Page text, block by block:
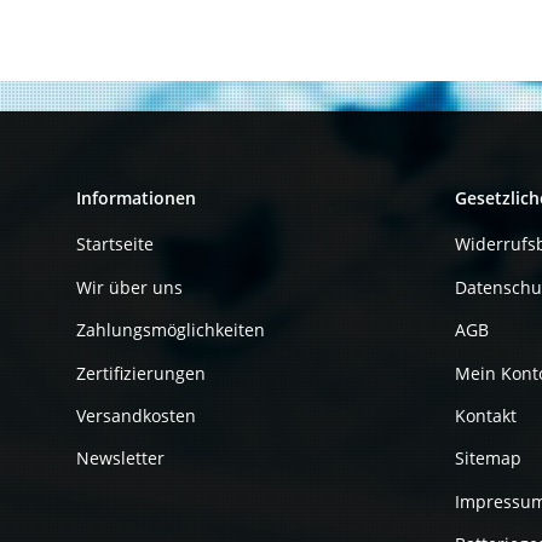
Informationen
Startseite
Wir über uns
Zahlungsmöglichkeiten
Zertifizierungen
Versandkosten
Newsletter
AGB
Mein
Kontakt
Sitemap